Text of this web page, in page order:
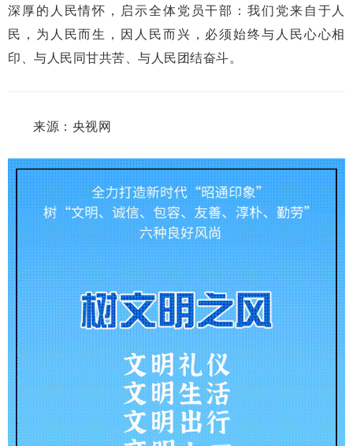
深厚的人民情怀，启示全体党员干部：我们党来自于人
民，为人民而生，因人民而兴，必须始终与人民心心相
印、与人民同甘共苦、与人民团结奋斗。
来源：央视网